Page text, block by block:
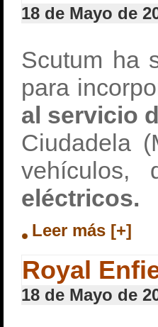
18 de Mayo de
Scutum ha
para
al servicio
Ciudadela
eléctricos.
Leer más [+]
Royal
18 de Mayo de